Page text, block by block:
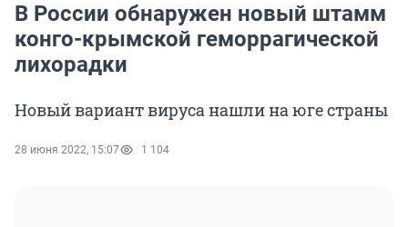
В России обнаружен новый штамм
конго-крымской геморрагической
лихорадки
Новый вариант вируса нашли на юге страны
28 июня 2022, 15:07 1 104